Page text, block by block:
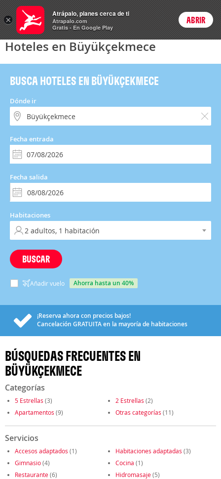
Hoteles Login
Hoteles en Büyükçekmece
BUSCA HOTELES EN BÜYÜKÇEKMECE
Dónde ir
Fecha entrada
Fecha salida
Habitaciones
BUSCAR
Añadir vuelo ahorra hasta un 40%
¡Reserva ahora con precios bajos!
Cancelación GRATUITAen la mayoría de habitaciones
BÚSQUEDAS FRECUENTES EN
BÜYÜKÇEKMECE
Categorías
5 Estrellas (3) 2 Estrellas (2)
Apartamentos (9) Otras categorías (11)
Servicios
Accesos adaptados (1) Habitaciones adaptadas (3)
Gimnasio(4) Cocina (1)
Restaurante(6) Hidromasaje(5)
×
Atrápalo, planes cerca de ti
Atrapalo.com
Gratis - En Google Play
ABRIR